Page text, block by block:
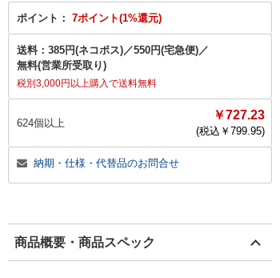
ポイント： 7ポイント(1%還元)
送料： 385円(ネコポス)／550円(宅急便)／
無料(営業所受取り)
税別3,000円以上購入で送料無料
624個以上
￥727.23
(税込￥ 799.95)
納期・仕様・代替品のお問合せ
商品概要・商品スペック